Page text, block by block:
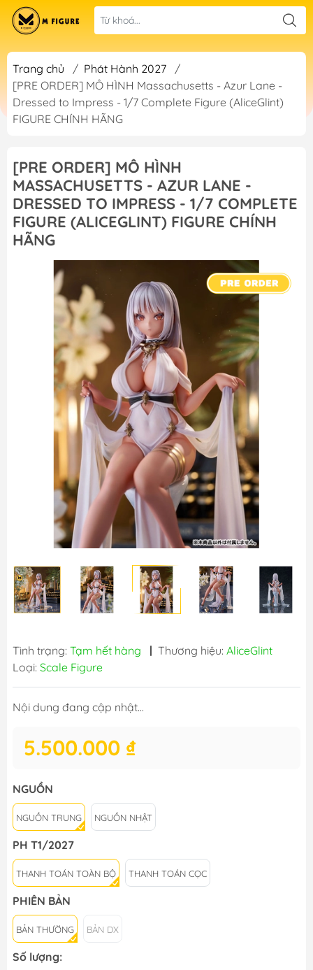
Trang chủ / Phát Hành 2027
/
[PRE ORDER] MÔ HÌNH Massachusetts - Azur Lane -
Dressed to Impress - 1/7 Complete Figure (AliceGlint)
FIGURE CHÍNH HÃNG
[PRE ORDER] MÔ HÌNH
MASSACHUSETTS - AZUR LANE -
DRESSED TO IMPRESS - 1/7 COMPLETE
FIGURE (ALICEGLINT) FIGURE CHÍNH
HÃNG
Tình trạng: Tạm hết hàng | Thương hiệu: AliceGlint
Loại: Scale Figure
Nội dung đang cập nhật...
5.500.000 ₫
NGUỒN
NGUỒN TRUNG NGUỒN NHẬT
PH T1/2027
THANH TOÁN TOÀN BỘ THANH TOÁN CỌC
PHIÊN BẢN
BẢN THƯỜNG BẢN DX
Số lượng: